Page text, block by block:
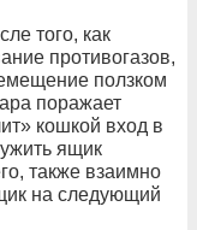
того, как
противогазов,
ползком
поражает
кошкой вход в
ящик
также взаимно
на следующий